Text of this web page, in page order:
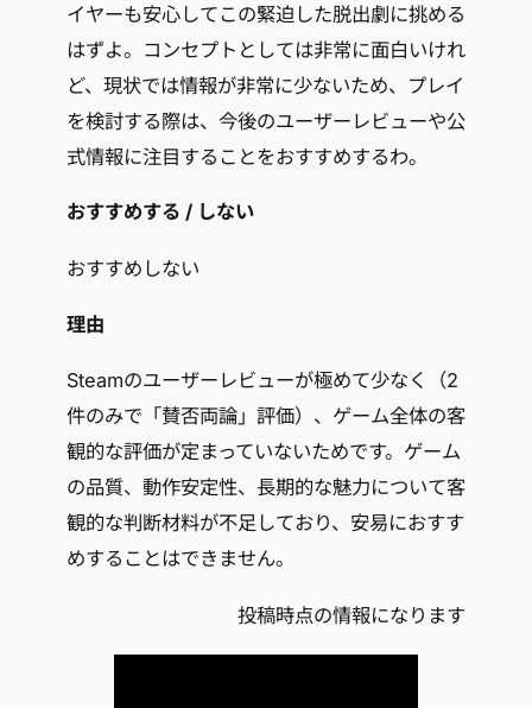
イヤーも安心してこの緊迫した脱出劇に挑める
はずよ。コンセプトとしては非常に面白いけれ
ど、現状では情報が非常に少ないため、プレイ
を検討する際は、今後のユーザーレビューや公
式情報に注目することをおすすめするわ。
おすすめする / しない
おすすめしない
理由
Steamのユーザーレビューが極めて少なく（2
件のみで「賛否両論」評価）、ゲーム全体の客
観的な評価が定まっていないためです。ゲーム
の品質、動作安定性、長期的な魅力について客
観的な判断材料が不足しており、安易におすす
めすることはできません。
投稿時点の情報になります